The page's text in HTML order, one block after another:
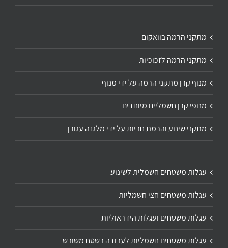
מתקני הרמה בוואקום
מתקני הרמה לזכוכיות
מנוף קרן מתקני הרמה על ידי מנוף
מנופי קרן חשמליים מיוחדים
מתקני שינוע והרמת חביות על ידי מלגזה עגורן
עגלות משטחים חשמלית לשינוע
עגלות משטחים חצי חשמליות
עגלות משטחים ועגלות הידראוליות
עגלות משטחים חשמליות לעבודה בשטח משובש